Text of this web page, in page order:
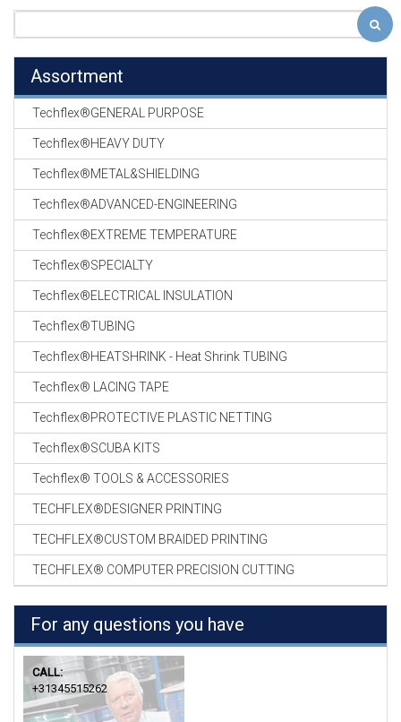
Assortment
Techflex®GENERAL PURPOSE
Techflex®HEAVY DUTY
Techflex®METAL&SHIELDING
Techflex®ADVANCED-ENGINEERING
Techflex®EXTREME TEMPERATURE
Techflex®SPECIALTY
Techflex®ELECTRICAL INSULATION
Techflex®TUBING
Techflex®HEATSHRINK - Heat Shrink TUBING
Techflex® LACING TAPE
Techflex®PROTECTIVE PLASTIC NETTING
Techflex®SCUBA KITS
Techflex® TOOLS & ACCESSORIES
TECHFLEX®DESIGNER PRINTING
TECHFLEX®CUSTOM BRAIDED PRINTING
TECHFLEX® COMPUTER PRECISION CUTTING
For any questions you have
CALL:
+31345515262